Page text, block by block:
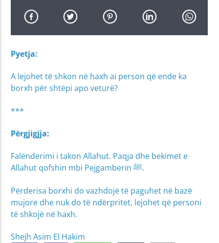
Pyetja:
A lejohet të shkon në haxh ai person që ende ka
borxh për shtëpi apo veturë?
***
Përgjigjja:
Falënderimi i takon Allahut. Paqja dhe bekimet e
Allahut qofshin mbi Pejgamberin ﷺ.
Përderisa borxhi do vazhdojë të paguhet në bazë
mujore dhe nuk do të ndërpritet, lejohet që personi
të shkojë në haxh.
Shejh Asim El Hakim